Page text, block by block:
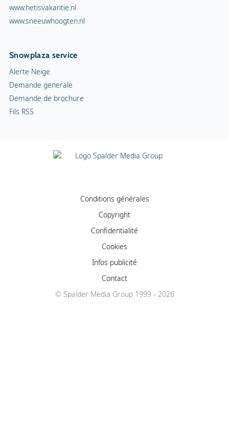
www.hetisvakantie.nl
www.sneeuwhoogten.nl
Snowplaza service
Alerte Neige
Demande generale
Demande de brochure
Fils RSS
Conditions générales
Copyright
Confidentialité
Cookies
Infos publicité
Contact
© Spalder Media Group 1999 - 2026